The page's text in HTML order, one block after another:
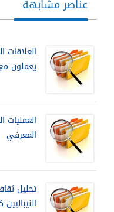
عناصر مشابهة
العلاقات
يعملون
العمليات
المعرفي
تحليل